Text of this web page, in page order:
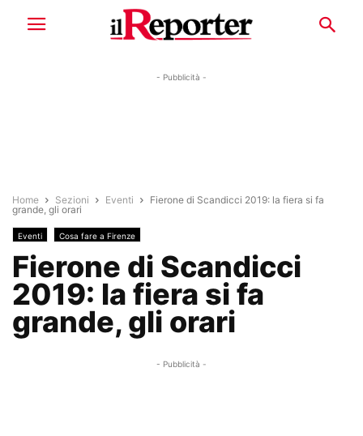
- Pubblicità -
Home Sezioni Eventi
Fierone di Scandicci 2019: la fiera si fa
grande, gli orari
Eventi Cosa fare a Firenze
Fierone di Scandicci
2019: la fiera si fa
grande, gli orari
- Pubblicità -